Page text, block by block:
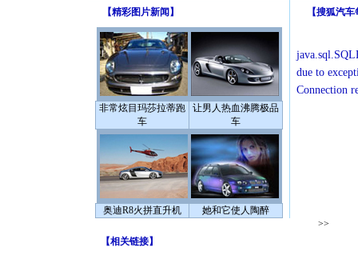
【精彩图片新闻 】
非常炫目玛莎拉蒂跑
车
让男人热血沸腾极品
车
奥迪R8火拼直升机 她和它使人陶醉
【搜狐汽车
due to
Connection
>>
【相关链接】